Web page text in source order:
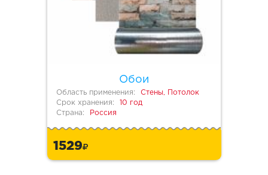
Обои
Область применения:
Стены, Потолок
Срок хранения:
10 год
Страна:
Россия
1529